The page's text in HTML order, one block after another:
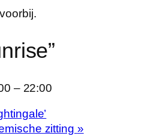
– 22:00
zitting »